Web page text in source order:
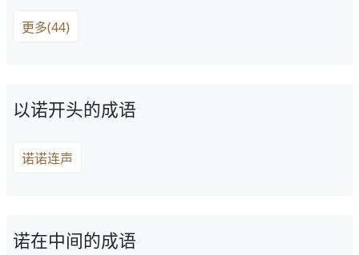
更多(44)
以诺开头的成语
诺诺连声
诺在中间的成语